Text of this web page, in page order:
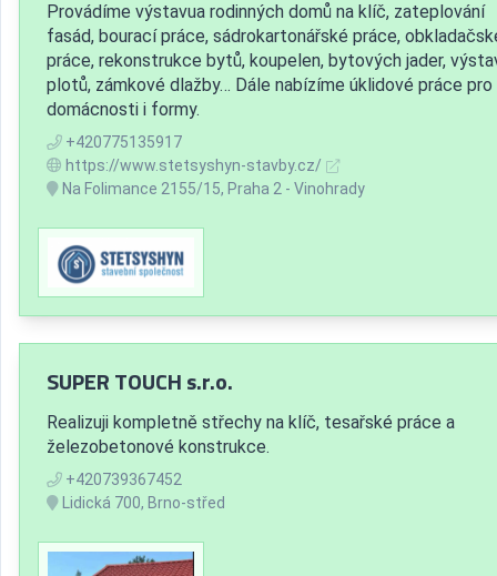
Provádíme výstavua rodinných domů na klíč, zateplování
fasád, bourací práce, sádrokartonářské práce,
práce, rekonstrukce bytů, koupelen, bytových jader,
plotů, zámkové dlažby… Dále nabízíme úklidové práce pro
domácnosti i formy.
+420775135917
https://www.stetsyshyn-stavby.cz/
Na Folimance 2155/15, Praha 2 - Vinohrady
SUPER TOUCH s.r.o.
Realizuji kompletně střechy na klíč, tesařské práce a
železobetonové konstrukce.
+420739367452
Lidická 700, Brno-střed